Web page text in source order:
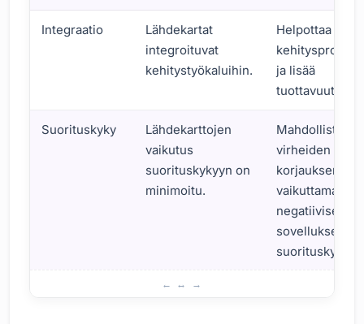
Integraatio
Lähdekartat
integroituvat
kehitystyökaluihin.
Helpottaa
ja lisää
tuottavuutta.
Suorituskyky
Lähdekarttojen
vaikutus
suorituskykyyn on
minimoitu.
Mahdollistaa
virheiden
korjauksen
vaikuttamatta
negatiivisesti
sovelluksen